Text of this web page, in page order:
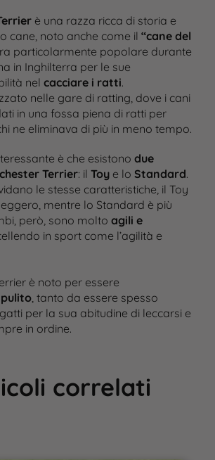
è una razza ricca di storia e
cane, noto anche come il “cane del
particolarmente popolare durante
in Inghilterra per le sue
nel cacciare i ratti.
nelle gare di ratting, dove i cani
in una fossa piena di ratti per
ne eliminava di più in meno tempo​.
è che esistono due
Terrier: il Toye lo Standard.
le stesse caratteristiche, il Toy
mentre lo Standard è più
però, sono molto agili e
in sport come l’agilità e
è noto per essere
pulito, tanto da essere spesso
per la sua abitudine di leccarsi e
in ordine.
correlati